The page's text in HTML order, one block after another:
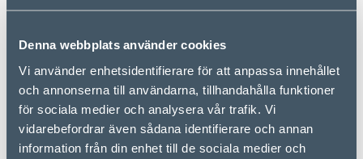
Denna webbplats använder cookies
Vi använder enhetsidentifierare för att anpassa innehållet
och annonserna till användarna, tillhandahålla funktioner
för sociala medier och analysera vår trafik. Vi
vidarebefordrar även sådana identifierare och annan
information från din enhet till de sociala medier och